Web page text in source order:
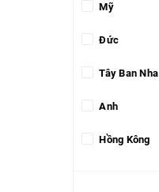
Mỹ
Đức
Tây Ban Nha
Anh
Hồng Kông